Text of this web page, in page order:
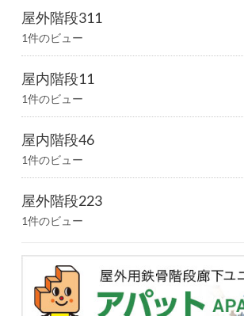
屋外階段311
1件のビュー
屋内階段11
1件のビュー
屋内階段46
1件のビュー
屋外階段223
1件のビュー